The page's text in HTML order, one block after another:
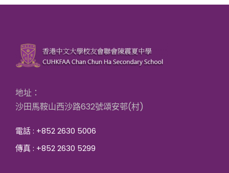
地址：
沙田馬鞍山西沙路632號頌安邨(村)
電話 : +852 2630 5006
傳真 : +852 2630 5299